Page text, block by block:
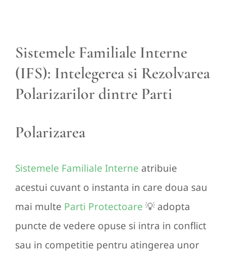
Sistemele Familiale Interne
(IFS): Intelegerea si Rezolvarea
Polarizarilor dintre Parti
Polarizarea
Sistemele Familiale Interne atribuie
acestui cuvant o instanta in care doua sau
mai multe Parti Protectoare 💡 adopta
puncte de vedere opuse si intra in conflict
sau in competitie pentru atingerea unor